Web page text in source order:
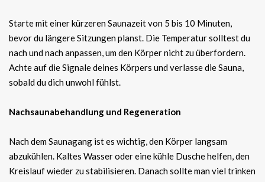
Starte mit einer kürzeren Saunazeit von 5 bis 10 Minuten,
bevor du längere Sitzungen planst. Die Temperatur solltest du
nach und nach anpassen, um den Körper nicht zu überfordern.
Achte auf die Signale deines Körpers und verlasse die Sauna,
sobald du dich unwohl fühlst.
Nachsaunabehandlung und Regeneration
Nach dem Saunagang ist es wichtig, den Körper langsam
abzukühlen. Kaltes Wasser oder eine kühle Dusche helfen, den
Kreislauf wieder zu stabilisieren. Danach sollte man viel trinken